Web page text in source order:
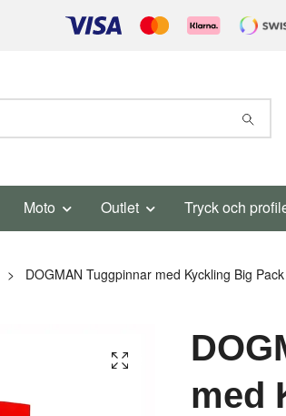
Moto Outlet Tryck och
DOGMAN Tuggpinnar med Kyckling Big Pack
med